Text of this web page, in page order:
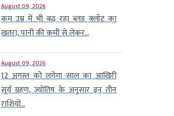
August 09, 2026
कम उम्र में भी बढ़ रहा ब्लड क्लॉट का
खतरा, पानी की कमी से लेकर...
August 09, 2026
12 अगस्त को लगेगा साल का आखिरी
सूर्य ग्रहण, ज्योतिष के अनुसार इन तीन
राशियों...